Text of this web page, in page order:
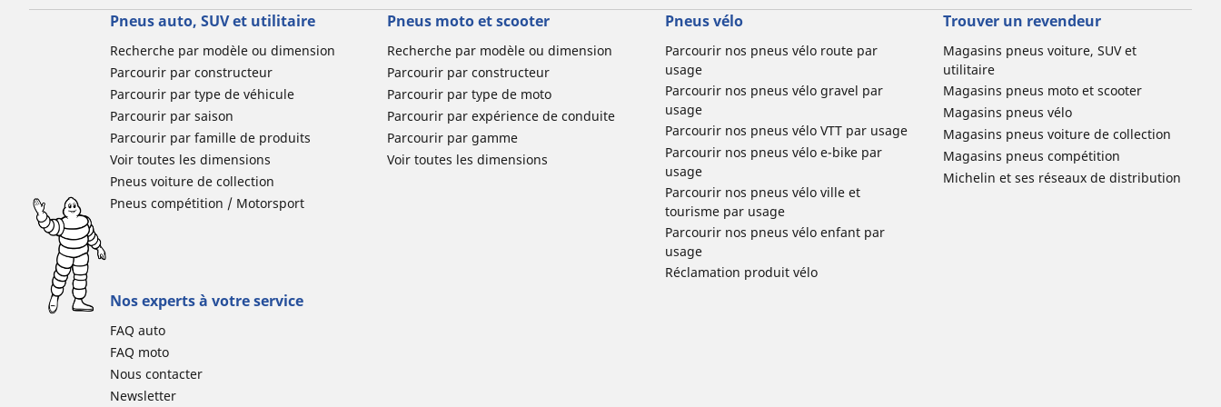
Pneus auto, SUV et utilitaire
Recherche par modèle ou dimension
Parcourir par constructeur
Parcourir par type de véhicule
Parcourir par saison
Parcourir par famille de produits
Voir toutes les dimensions
Pneus voiture de collection
Pneus compétition / Motorsport
Pneus moto et scooter
Recherche par modèle ou dimension
Parcourir par constructeur
Parcourir par type de moto
Parcourir par expérience de conduite
Parcourir par gamme
Voir toutes les dimensions
Pneus vélo
Parcourir nos pneus vélo route par
usage
Parcourir nos pneus vélo gravel par
usage
Parcourir nos pneus vélo VTT par usage
Parcourir nos pneus vélo e-bike par
usage
Parcourir nos pneus vélo ville et
tourisme par usage
Parcourir nos pneus vélo enfant par
usage
Réclamation produit vélo
Trouver un revendeur
Magasins pneus voiture, SUV et
utilitaire
Magasins pneus moto et scooter
Magasins pneus vélo
Magasins pneus voiture de collection
Magasins pneus compétition
Michelin et ses réseaux de distribution
Nos experts à votre service
FAQ auto
FAQ moto
Nous contacter
Newsletter